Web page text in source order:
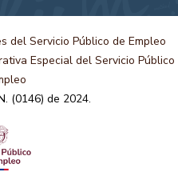
del Servicio Público de Empleo
Especial del Servicio Público
(0146) de 2024.